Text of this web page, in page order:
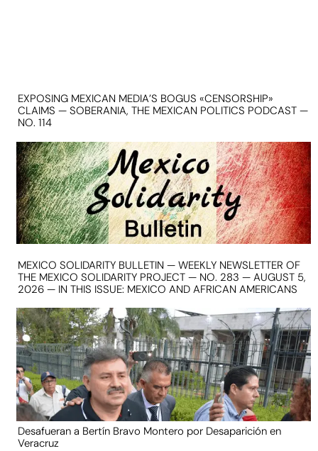
EXPOSING MEXICAN MEDIA’S BOGUS «CENSORSHIP»
CLAIMS — SOBERANIA, THE MEXICAN POLITICS PODCAST —
NO. 114
MEXICO SOLIDARITY BULLETIN — WEEKLY NEWSLETTER OF
THE MEXICO SOLIDARITY PROJECT — NO. 283 — AUGUST 5,
2026 — IN THIS ISSUE: MEXICO AND AFRICAN AMERICANS
Desafueran a Bertín Bravo Montero por Desaparición en
Veracruz